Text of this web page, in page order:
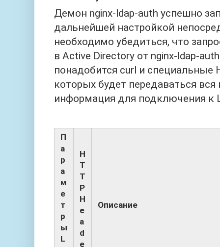
Демон nginx-ldap-auth успешно
дальнейшей настройкой
необходимо убедиться, что
в Active Directory от nginx-ldap-
понадобится curl и специальные
которых будет передаваться
информация для подключения к
П
а
р
а
м
е
т
р
ы
L
H
T
T
P
H
e
a
d
e
Описание